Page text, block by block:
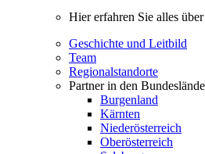
Hier erfahren Sie alles
Geschichte und Leitbild
Team
Regionalstandorte
Partner in den
Burgenland
Kärnten
Niederösterreich
Oberösterreich